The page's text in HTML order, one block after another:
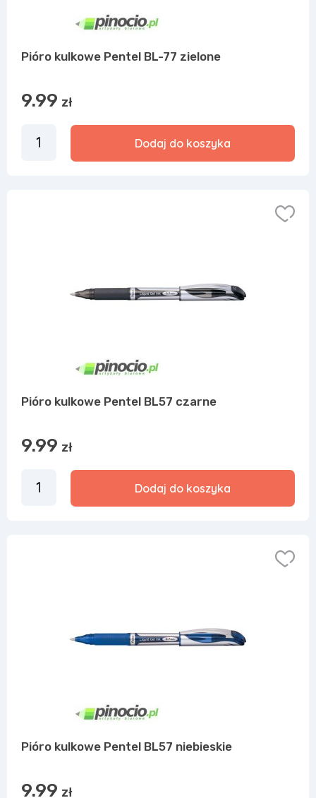
Pióro kulkowe Pentel BL-77 zielone
9.99 zł
Dodaj do koszyka
Pióro kulkowe Pentel BL57 czarne
9.99 zł
Dodaj do koszyka
Pióro kulkowe Pentel BL57 niebieskie
9.99 zł